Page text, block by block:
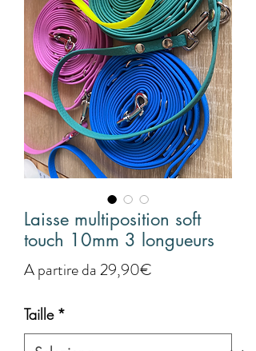
Laisse multiposition soft
touch 10mm 3 longueurs
A partire da29,90€
Taille *